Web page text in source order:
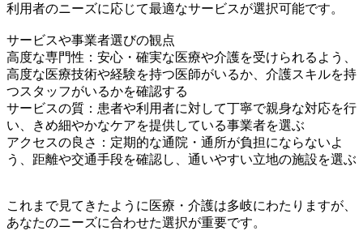
利用者のニーズに応じて最適なサービスが選択可能です。
サービスや事業者選びの観点
高度な専門性：安心・確実な医療や介護を受けられるよう、
高度な医療技術や経験を持つ医師がいるか、介護スキルを持
つスタッフがいるかを確認する
サービスの質：患者や利用者に対して丁寧で親身な対応を行
い、きめ細やかなケアを提供している事業者を選ぶ
アクセスの良さ：定期的な通院・通所が負担にならないよ
う、距離や交通手段を確認し、通いやすい立地の施設を選ぶ
これまで見てきたように医療・介護は多岐にわたりますが、
あなたのニーズに合わせた選択が重要です。